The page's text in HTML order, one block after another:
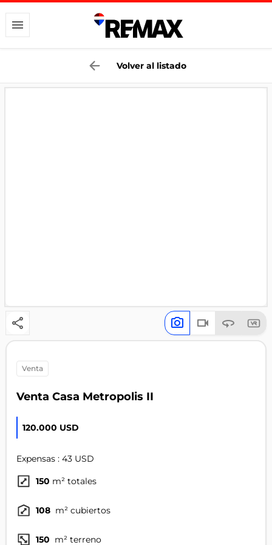
Volver al listado
venta
Venta Casa Metropolis II
120.000 USD
Expensas : 43 USD
150 m² totales
108 m² cubiertos
150 m² terreno